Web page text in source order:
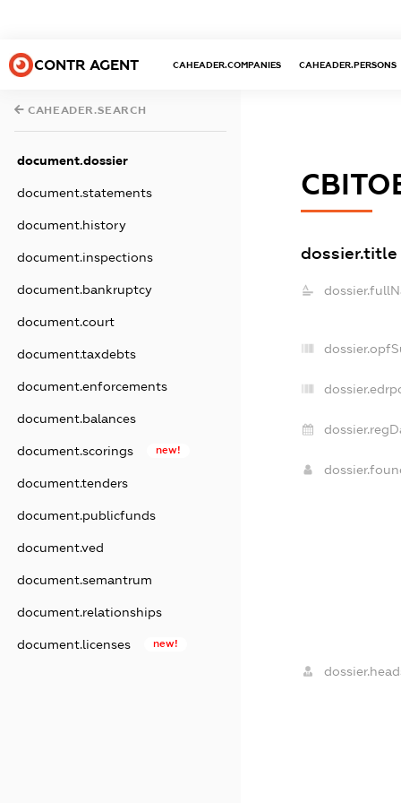
CONTR AGENT CAHEADER.COMPANIES CAHEADER.PERSONS
CAHEADER.SEARCH
document.dossier
document.statements
document.history
document.inspections
document.bankruptcy
document.court
document.taxdebts
document.enforcements
document.balances
document.scorings new!
document.tenders
document.publicfunds
document.ved
document.semantrum
document.relationships
document.licenses new!
dossier.title